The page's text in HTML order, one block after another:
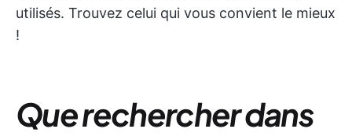
utilisés. Trouvez celui qui vous convient le mieux
!
Que rechercher dans